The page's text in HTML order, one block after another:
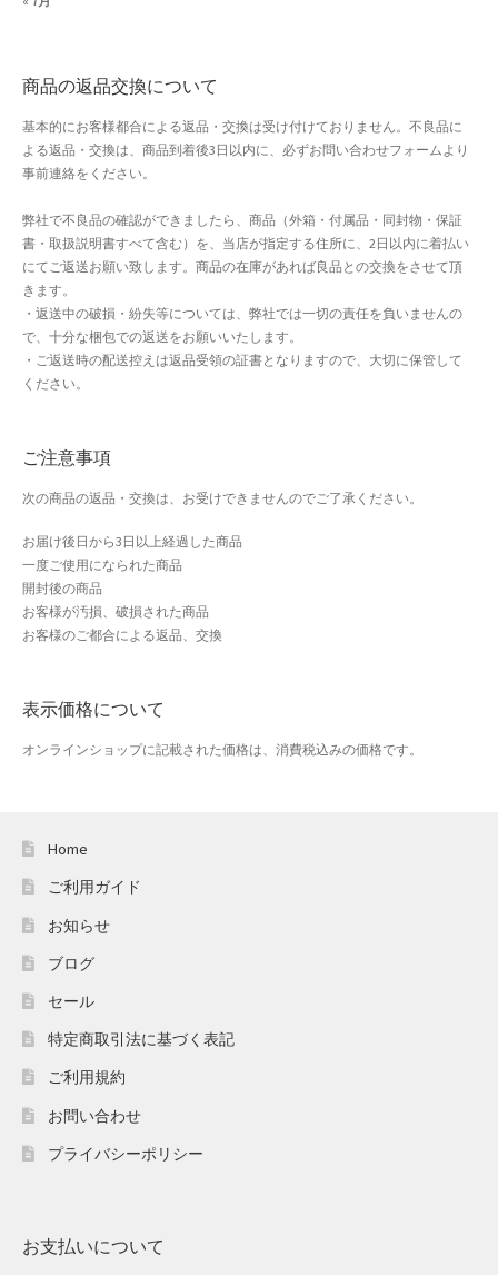
おすすめショップとは
セール
テスト 「テーブル
ハロウィン特集
バレンタインデー特集
プライバシーポリシー
ベンダーメンバーシップ
ベンダー登録
ホワイトデー特集
マイアカウント
マイアカウント
モール出品サービスのご案内
商品一覧
夏服ファッション特集
店舗一覧
店舗管理
支払い
商品の返品交換について
基本的にお客様都合による返品・交換は受け付けておりません。不良品に
よる返品・交換は、商品到着後3日以内に、必ずお問い合わせフォームより
事前連絡をください。
弊社で不良品の確認ができましたら、商品（外箱・付属品・同封物・保証
書・取扱説明書すべて含む）を、当店が指定する住所に、2日以内に着払い
にてご返送お願い致します。商品の在庫があれば良品との交換をさせて頂
きます。
・返送中の破損・紛失等については、弊社では一切の責任を負いませんの
で、十分な梱包での返送をお願いいたします。
・ご返送時の配送控えは返品受領の証書となりますので、大切に保管して
ください。
ご注意事項
次の商品の返品・交換は、お受けできませんのでご了承ください。
お届け後日から3日以上経過した商品
一度ご使用になられた商品
開封後の商品
お客様が汚損、破損された商品
お客様のご都合による返品、交換
表示価格について
オンラインショップに記載された価格は、消費税込みの価格です。
Home
ご利用ガイド
お知らせ
ブログ
セール
特定商取引法に基づく表記
ご利用規約
お問い合わせ
プライバシーポリシー
お支払いについて